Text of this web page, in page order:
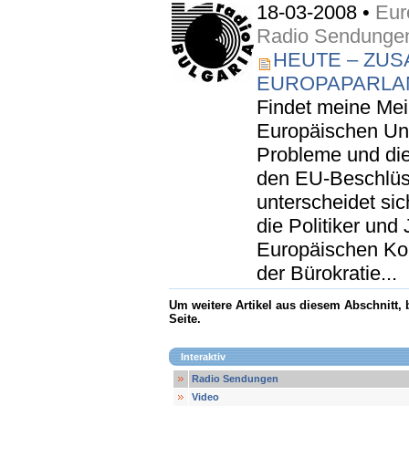
18-03-2008 •
Radio
HEUTE –
Findet meine
Europäischen
Probleme und
den EU-
unterscheidet
die Politiker und
Europäischen
der Bürokratie...
Um weitere Artikel aus diesem Abschnitt,
Seite.
Interaktiv
Radio Sendungen
Video